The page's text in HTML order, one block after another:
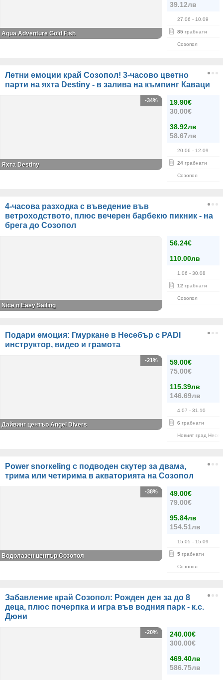
39.12лв
27.06 - 10.09
85 грабнати
Созопол
Aqua Adventure Gold Fish
Летни емоции край Созопол! 3-часово цветно
парти на яхта Destiny - в залива на къмпинг Каваци
19.90€
30.00€
38.92лв
58.67лв
20.06 - 12.09
24 грабнати
Созопол
-34%
Яхта Destiny
4-часова разходка с въведение във
ветроходството, плюс вечерен барбекю пикник - на
брега до Созопол
56.24€
110.00лв
1.06 - 30.08
12 грабнати
Созопол
Nice n Easy Sailing
Подари емоция: Гмуркане в Несебър с PADI
инструктор, видео и грамота
59.00€
75.00€
115.39лв
146.69лв
4.07 - 31.10
6 грабнати
Новият град
-21%
Дайвинг център Angel Divers
Power snorкeling с подводен скутер за двама,
трима или четирима в акваторията на Созопол
49.00€
79.00€
95.84лв
154.51лв
15.05 - 15.09
5 грабнати
Созопол
-38%
Водолазен център Созопол
Забавление край Созопол: Рожден ден за до 8
деца, плюс почерпка и игра във водния парк - к.с.
Дюни
240.00€
300.00€
469.40лв
586.75лв
-20%